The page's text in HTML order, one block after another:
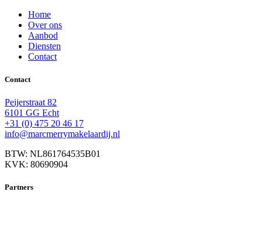
Home
Over ons
Aanbod
Diensten
Contact
Contact
Peijerstraat 82
6101 GG Echt
+31 (0) 475 20 46 17
info@marcmerrymakelaardij.nl
BTW: NL861764535B01
KVK: 80690904
Partners